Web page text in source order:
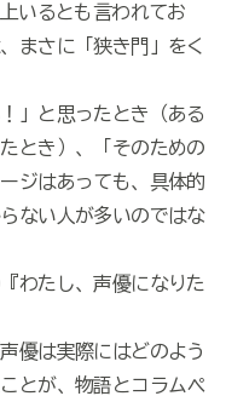
いるとも言われてお
まさに「狭き門」をく
」と思ったとき（ある
とき）、「そのための
ジはあっても、具体的
ない人が多いのではな
わたし、声優になりた
優は実際にはどのよう
とが、物語とコラムペ